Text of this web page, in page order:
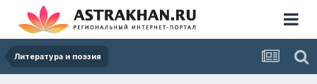
Литература и поэзия